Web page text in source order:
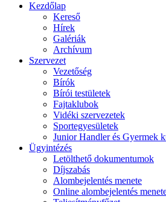
Kezdőlap
Kereső
Hírek
Galériák
Archívum
Szervezet
Vezetőség
Bírók
Bírói testületek
Fajtaklubok
Vidéki szervezetek
Sportegyesületek
Junior Handler és Gyermek
Ügyintézés
Letölthető dokumentumok
Díjszabás
Alombejelentés menete
Online alombejelentés